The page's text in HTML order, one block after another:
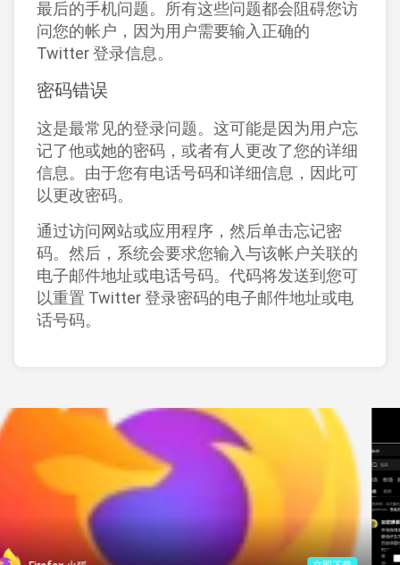
最后的手机问题。所有这些问题都会阻碍您访
问您的帐户，因为用户需要输入正确的
Twitter 登录信息。
密码错误
这是最常见的登录问题。这可能是因为用户忘
记了他或她的密码，或者有人更改了您的详细
信息。由于您有电话号码和详细信息，因此可
以更改密码。
通过访问网站或应用程序，然后单击忘记密
码。然后，系统会要求您输入与该帐户关联的
电子邮件地址或电话号码。代码将发送到您可
以重置 Twitter 登录密码的电子邮件地址或电
话号码。